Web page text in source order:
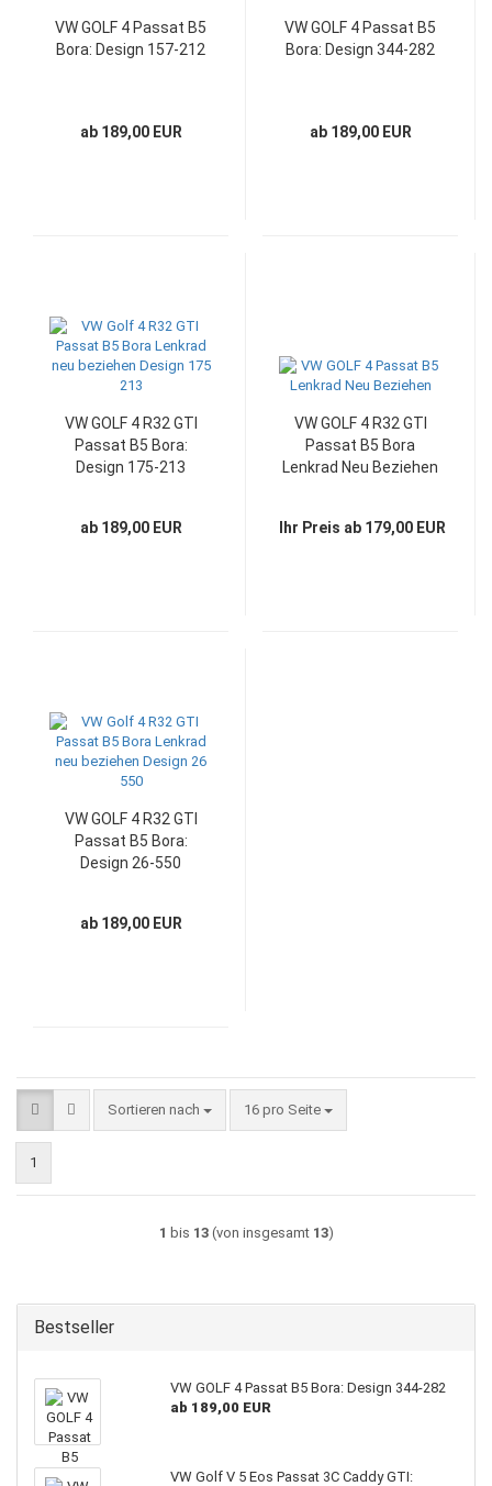
VW GOLF 4 Passat B5
Bora: Design 157-212
ab 189,00 EUR
VW GOLF 4 Passat B5
Bora: Design 344-282
ab 189,00 EUR
VW GOLF 4 R32 GTI
Passat B5 Bora:
Design 175-213
ab 189,00 EUR
VW GOLF 4 R32 GTI
Passat B5 Bora
Lenkrad Neu Beziehen
Ihr Preis ab 179,00 EUR
VW GOLF 4 R32 GTI
Passat B5 Bora:
Design 26-550
ab 189,00 EUR
Sortieren nach
Sortieren nach 16 pro Seite
pro Seite
1
1 bis 13(von insgesamt 13)
Bestseller
VW GOLF 4 Passat B5 Bora: Design 344-282
ab 189,00 EUR
VW Golf V 5 Eos Passat 3C Caddy GTI: